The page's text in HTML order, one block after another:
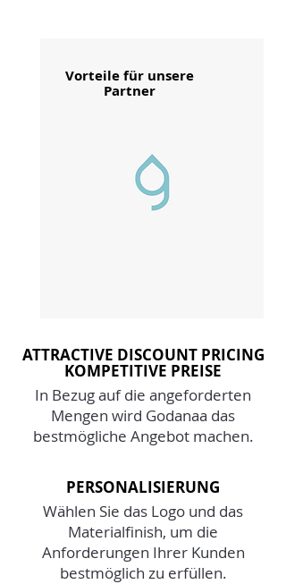
Vorteile für unsere
Partner
ATTRACTIVE DISCOUNT PRICING
KOMPETITIVE PREISE
In Bezug auf die angeforderten
Mengen wird Godanaa das
bestmögliche Angebot machen.
PERSONALISIERUNG
Wählen Sie das Logo und das
Materialfinish, um die
Anforderungen Ihrer Kunden
bestmöglich zu erfüllen.